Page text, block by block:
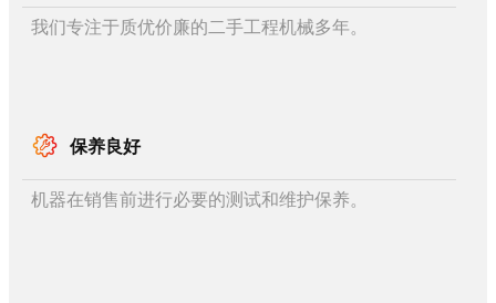
我们专注于质优价廉的二手工程机械多年。
保养良好
机器在销售前进行必要的测试和维护保养。